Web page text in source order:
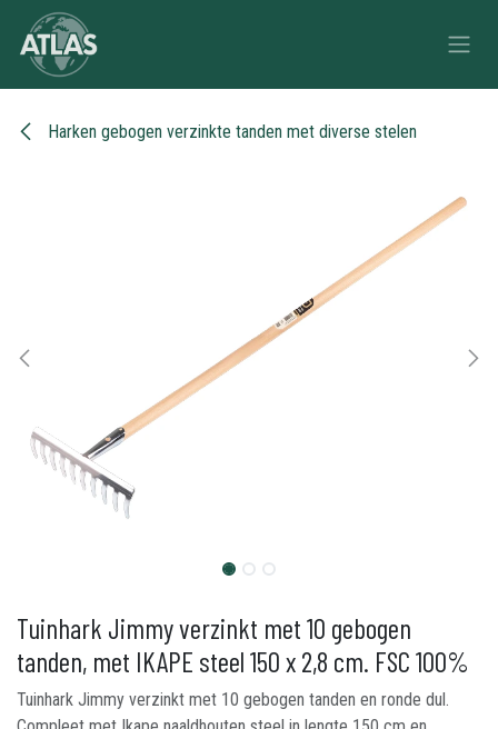
Overslaan naar inhoud
Harken gebogen verzinkte tanden met diverse stelen
Tuinhark Jimmy verzinkt met 10 gebogen
tanden, met IKAPE steel 150 x 2,8 cm. FSC 100%
Tuinhark Jimmy verzinkt met 10 gebogen tanden en ronde dul.